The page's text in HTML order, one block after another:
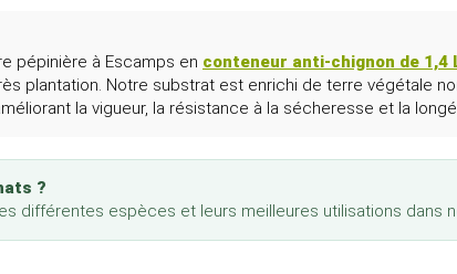
pépinière à Escamps en conteneur anti-chignon de 1,4
plantation. Notre substrat est enrichi de terre végétale
la vigueur, la résistance à la sécheresse et la
?
différentes espèces et leurs meilleures utilisations dans